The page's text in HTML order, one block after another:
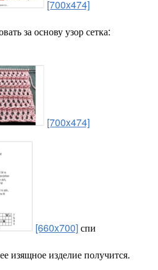
[700x474]
за основу узор сетка:
[700x474]
[660x700]спи
изящное изделие получится.